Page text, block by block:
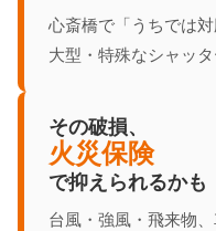
心斎橋で「うちでは
大型・特殊なシャッ
その破損、
火災保険
で抑えられるかも
台風・強風・飛来物